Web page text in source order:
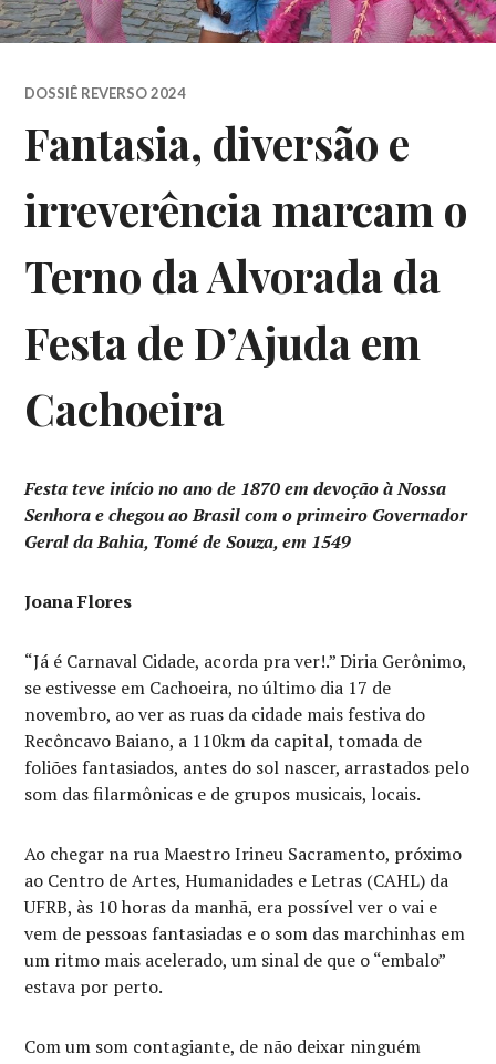
DOSSIÊ REVERSO 2024
Fantasia, diversão e
irreverência marcam o
Terno da Alvorada da
Festa de D’Ajuda em
Cachoeira
Festa teve início no ano de 1870 em devoção à Nossa
Senhora e chegou ao Brasil com o primeiro Governador
Geral da Bahia, Tomé de Souza, em 1549
Joana Flores
“Já é Carnaval Cidade, acorda pra ver!.” Diria Gerônimo,
se estivesse em Cachoeira, no último dia 17 de
novembro, ao ver as ruas da cidade mais festiva do
Recôncavo Baiano, a 110km da capital, tomada de
foliões fantasiados, antes do sol nascer, arrastados pelo
som das filarmônicas e de grupos musicais, locais.
Ao chegar na rua Maestro Irineu Sacramento, próximo
ao Centro de Artes, Humanidades e Letras (CAHL) da
UFRB, às 10 horas da manhã, era possível ver o vai e
vem de pessoas fantasiadas e o som das marchinhas em
um ritmo mais acelerado, um sinal de que o “embalo”
estava por perto.
Com um som contagiante, de não deixar ninguém